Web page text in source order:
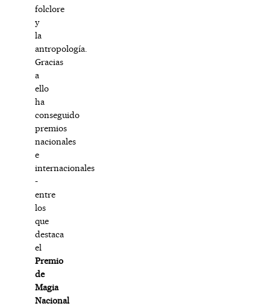
folclore
y
la
antropología.
Gracias
a
ello
ha
conseguido
premios
nacionales
e
internacionales
-
entre
los
que
destaca
el
Premio
de
Magia
Nacional